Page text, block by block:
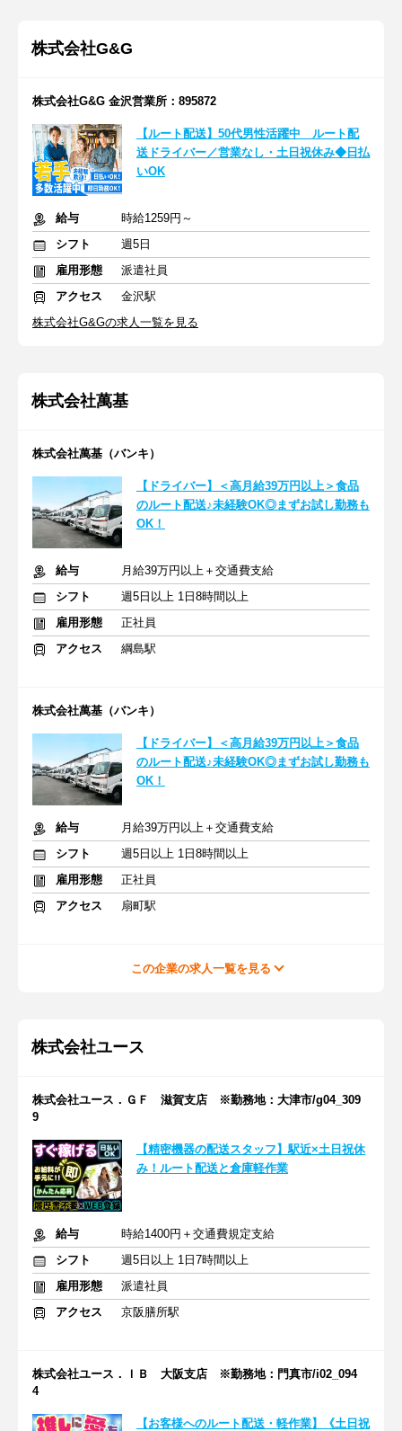
株式会社G&G
株式会社G&G 金沢営業所：895872
【ルート配送】50代男性活躍中 ルート配
送ドライバー／営業なし・土日祝休み◆日払
いOK
給与
時給1259円～
シフト
週5日
雇用形態
派遣社員
アクセス
金沢駅
株式会社G&Gの求人一覧を見る
株式会社萬基
株式会社萬基（バンキ）
【ドライバー】＜高月給39万円以上＞食品
のルート配送♪未経験OK◎まずお試し勤務も
OK！
給与
月給39万円以上＋交通費支給
シフト
週5日以上 1日8時間以上
雇用形態
正社員
アクセス
綱島駅
株式会社萬基（バンキ）
【ドライバー】＜高月給39万円以上＞食品
のルート配送♪未経験OK◎まずお試し勤務も
OK！
給与
月給39万円以上＋交通費支給
シフト
週5日以上 1日8時間以上
雇用形態
正社員
アクセス
扇町駅
この企業の求人一覧を見る
株式会社ユース
株式会社ユース．ＧＦ 滋賀支店 ※勤務地：大津市/g04_309
9
【精密機器の配送スタッフ】駅近×土日祝休
み！ルート配送と倉庫軽作業
給与
時給1400円＋交通費規定支給
シフト
週5日以上 1日7時間以上
雇用形態
派遣社員
アクセス
京阪膳所駅
株式会社ユース．ＩＢ 大阪支店 ※勤務地：門真市/i02_094
4
【お客様へのルート配送・軽作業】《土日祝